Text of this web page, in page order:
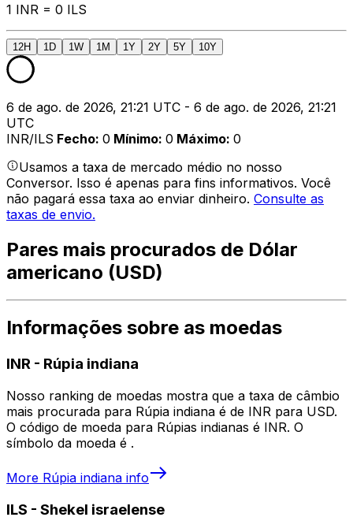
1 INR = 0 ILS
12H 1D 1W 1M 1Y 2Y 5Y 10Y
6 de ago. de 2026, 21:21 UTC - 6 de ago. de 2026, 21:21
UTC
INR/ILS Fecho: 0 Mínimo: 0 Máximo: 0
Usamos a taxa de mercado médio no nosso
Conversor. Isso é apenas para fins informativos. Você
não pagará essa taxa ao enviar dinheiro. Consulte as
taxas de envio.
Pares mais procurados de Dólar
americano (USD)
Informações sobre as moedas
INR - Rúpia indiana
Nosso ranking de moedas mostra que a taxa de câmbio
mais procurada para Rúpia indiana é de INR para USD.
O código de moeda para Rúpias indianas é INR. O
símbolo da moeda é ₹.
More Rúpia indiana info
ILS - Shekel israelense